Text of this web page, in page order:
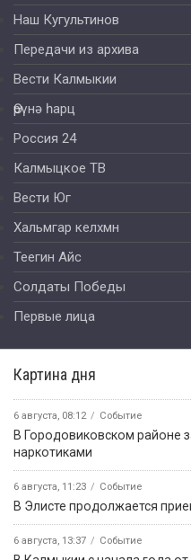
Наш Кугультинов
Передачи из архива
Вести Калмыкии
Өрүнә һарц
Россия 24
Калмыцкое ТВ
Вести Юг
Хальмгар келхмн
Теегин Айс
Солдаты Победы
Первые лица
Картина дня
6 августа, 08:12 Событие
В Городовиковском районе
наркотиками
6 августа, 11:23 Событие
В Элисте продолжается
6 августа, 13:37 Событие